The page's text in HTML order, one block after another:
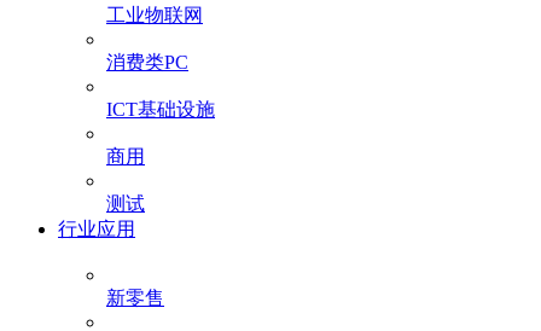
工业物联网
消费类PC
ICT基础设施
商用
测试
行业应用
新零售